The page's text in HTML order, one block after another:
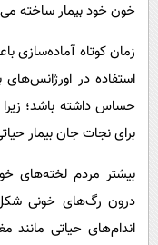
خون خود بیمار ساخته می‌شود، در حدود
زمان کوتاه آماده‌سازی
استفاده در
حساس داشته باشد؛
برای نجات جان بیمار
بیشتر مردم لخته‌های
درون رگ‌های خونی
اندام‌های حیاتی مانند